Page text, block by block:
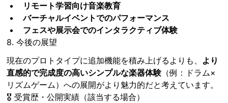
リモート学習向け音楽教育
バーチャルイベントでのパフォーマンス
フェスや展示会でのインタラクティブ体験
8. 今後の展望
現在のプロトタイプに追加機能を積み上げるよりも、 より
直感的で完成度の高いシンプルな楽器体験（例：ドラム×
リズムゲーム）への展開がより魅力的だと考えています。
🎖 受賞歴・公開実績（該当する場合）